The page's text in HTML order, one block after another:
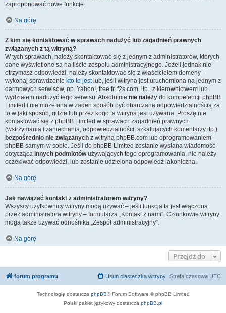
zaproponować nowe funkcje.
Na górę
Z kim się kontaktować w sprawach nadużyć lub zagadnień prawnych
związanych z tą witryną?
W tych sprawach, należy skontaktować się z jednym z administratorów, których
dane wyświetlone są na liście zespołu administracyjnego. Jeżeli jednak nie
otrzymasz odpowiedzi, należy skontaktować się z właścicielem domeny –
wykonaj sprawdzenie kto to jestlub, jeśli witryna jest uruchomiona na jednym z
darmowych serwisów, np. Yahoo!, free.fr, f2s.com, itp., z kierownictwem lub
wydziałem nadużyć tego serwisu. Absolutnie nie należy do kompetencji phpBB
Limited i nie może ona w żaden sposób być obarczana odpowiedzialnością za
to w jaki sposób, gdzie lub przez kogo ta witryna jest używana. Proszę nie
kontaktować się z phpBB Limited w sprawach zagadnień prawnych
(wstrzymania i zaniechania, odpowiedzialności, szkalujących komentarzy itp.)
bezpośrednio nie związanych z witryną phpBB.com lub oprogramowaniem
phpBB samym w sobie. Jeśli do phpBB Limited zostanie wysłana wiadomość
dotycząca innych podmiotówużywających tego oprogramowania, nie należy
oczekiwać odpowiedzi, lub zostanie udzielona odpowiedź lakoniczna.
Na górę
Jak nawiązać kontakt z administratorem witryny?
Wszyscy użytkownicy witryny mogą używać – jeśli funkcja ta jest włączona
przez administratora witryny – formularza „Kontakt z nami”. Członkowie witryny
mogą także używać odnośnika „Zespół administracyjny”.
Na górę
Przejdź do
forum programu Strefa czasowa UTC
Usuń ciasteczka witryny
Technologię dostarcza phpBB® Forum Software © phpBB Limited
Polski pakiet językowy dostarcza phpBB.pl